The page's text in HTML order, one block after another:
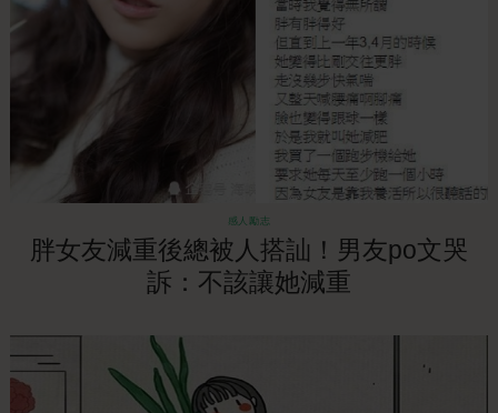
感人勵志
胖女友減重後總被人搭訕！男友po文哭
訴：不該讓她減重